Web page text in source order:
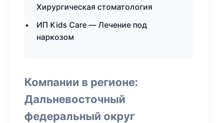
Хирургическая стоматология
ИП Kids Care — Лечение под
наркозом
Компании в регионе:
Дальневосточный
федеральный округ